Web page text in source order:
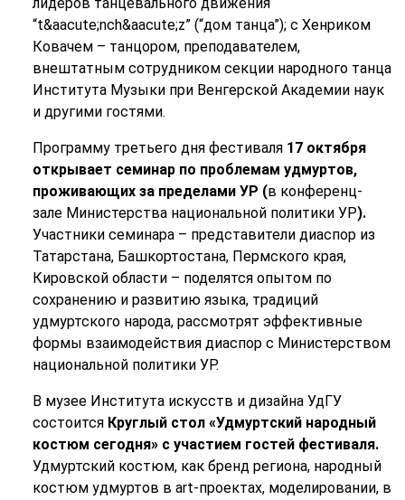
лидеров танцевального движения
“t&aacute;nch&aacute;z” (“дом танца”); с Хенриком
Ковачем – танцором, преподавателем,
внештатным сотрудником секции народного танца
Института Музыки при Венгерской Академии наук
и другими гостями.
Программу третьего дня фестиваля 17 октября
открывает семинар по проблемам удмуртов,
проживающих за пределами УР (в конференц-
зале Министерства национальной политики УР).
Участники семинара – представители диаспор из
Татарстана, Башкортостана, Пермского края,
Кировской области – поделятся опытом по
сохранению и развитию языка, традиций
удмуртского народа, рассмотрят эффективные
формы взаимодействия диаспор с Министерством
национальной политики УР.
В музее Института искусств и дизайна УдГУ
состоится Круглый стол «Удмуртский народный
костюм сегодня» с участием гостей фестиваля.
Удмуртский костюм, как бренд региона, народный
костюм удмуртов в art-проектах, моделировании, в